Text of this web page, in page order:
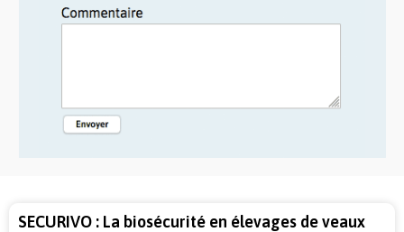
SECURIVO : La biosécurité en élevages de veaux